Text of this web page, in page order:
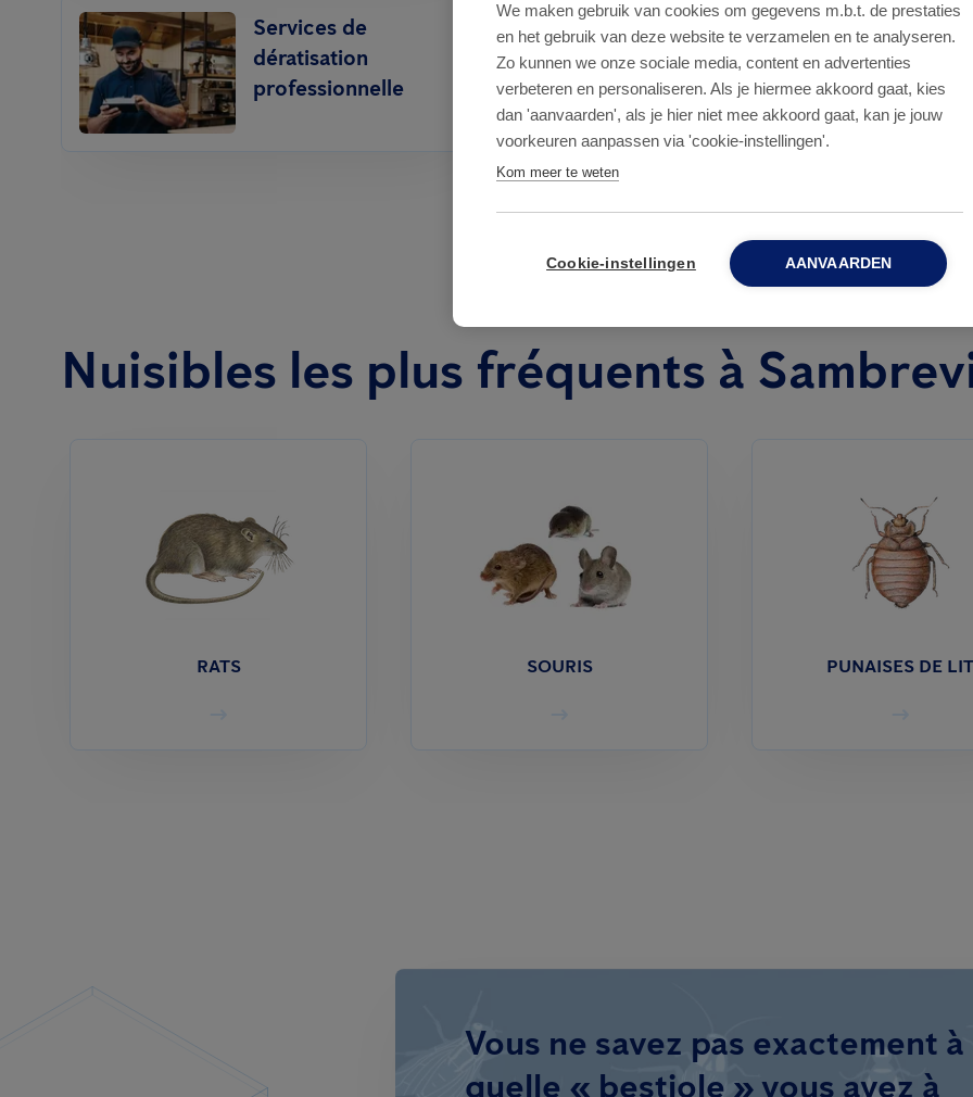
Services de
dératisation
professionnelle
Traitement contre les
punaises de lit
Nuisibles les plus fréquents à
RATS SOURIS PUNAISES DE LIT
Vous ne savez pas exactement à
quelle « bestiole » vous avez à
We maken gebruik van cookies om gegevens m.b.t. de prestaties
en het gebruik van deze website te verzamelen en te analyseren.
Zo kunnen we onze sociale media, content en advertenties
verbeteren en personaliseren. Als je hiermee akkoord gaat, kies
dan 'aanvaarden', als je hier niet mee akkoord gaat, kan je jouw
voorkeuren aanpassen via 'cookie-instellingen'.
Kom meer te weten
Cookie-instellingen AANVAARDEN